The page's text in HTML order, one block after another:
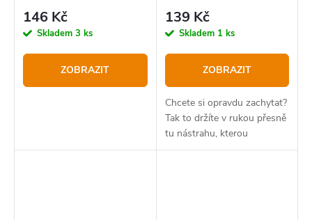
146 Kč
Skladem 3 ks
ZOBRAZIT
139 Kč
Skladem 1 ks
ZOBRAZIT
Chcete si opravdu zachytat?
Tak to držíte v rukou přesně
tu nástrahu, kterou
potřebujete.